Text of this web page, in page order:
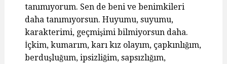
tanımıyorum. Sen de beni ve benimkileri
daha tanımıyorsun. Huyumu, suyumu,
karakterimi, geçmişimi bilmiyorsun daha.
İçkim, kumarım, karı kız olayım, çapkınlığım,
berduşluğum, ipsizliğim, sapsızlığım,